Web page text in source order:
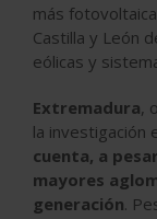
más
Castilla y León
eólicas y
Extremadura,
la investigación
cuenta, a
mayores
generación.